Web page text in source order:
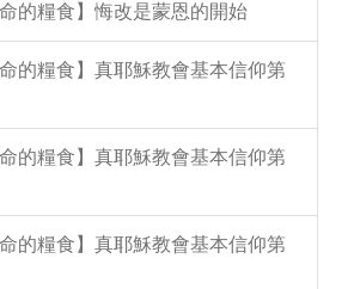
的糧食】悔改是蒙恩的開始
的糧食】真耶穌教會基本信仰第
的糧食】真耶穌教會基本信仰第
的糧食】真耶穌教會基本信仰第